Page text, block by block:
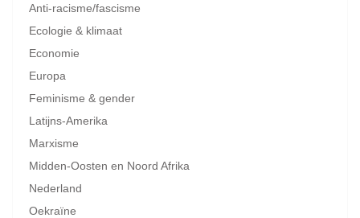
Anti-racisme/fascisme
Ecologie & klimaat
Economie
Europa
Feminisme & gender
Latijns-Amerika
Marxisme
Midden-Oosten en Noord Afrika
Nederland
Oekraïne